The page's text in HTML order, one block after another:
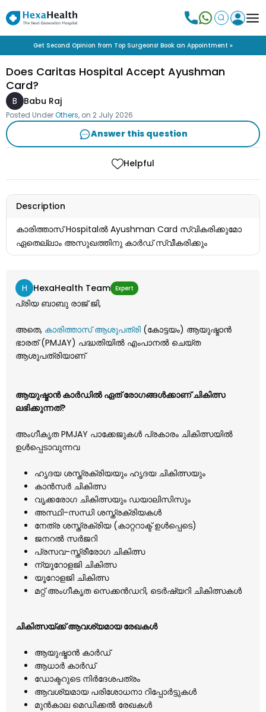
Get Second Opinion from Top Surgeons! Book an Appointment »
Does Caritas Hospital Accept Ayushman
Card?
B Babu Raj
Posted UnderOthers, on 2 July 2026
Answer this question
Helpful
Description
കാരിത്താസ് Hospitalൽ Ayushman Card സ്വികരിക്കുമോ
ഏതെല്ലാം അസുഖത്തിനു കാർഡ് സ്വീകരിക്കും
H HexaHealth Team Expert
പ്രിയ ബാബു രാജ് ജി,
അതെ, കാരിത്താസ് ആശുപത്രി (കോട്ടയം) ആയുഷ്മാൻ
ഭാരത് (PMJAY) പദ്ധതിയിൽ എംപാനൽ ചെയ്ത
ആശുപത്രിയാണ്
ആയുഷ്മാൻ കാർഡിൽ ഏത് രോഗങ്ങൾക്കാണ് ചികിത്സ
ലഭിക്കുന്നത്?
അംഗീകൃത PMJAY പാക്കേജുകൾ പ്രകാരം ചികിത്സയിൽ
ഉൾപ്പെടാവുന്നവ
ഹൃദയ ശസ്ത്രക്രിയയും ഹൃദയ ചികിത്സയും
കാൻസർ ചികിത്സ
വൃക്കരോഗ ചികിത്സയും ഡയാലിസിസും
അസ്ഥി-സന്ധി ശസ്ത്രക്രിയകൾ
നേത്ര ശസ്ത്രക്രിയ (കാറ്ററാക്ട് ഉൾപ്പെടെ)
ജനറൽ സർജറി
പ്രസവ-സ്ത്രീരോഗ ചികിത്സ
ന്യൂറോളജി ചികിത്സ
യൂറോളജി ചികിത്സ
മറ്റ് അംഗീകൃത സെക്കൻഡറി, ടെർഷ്യറി ചികിത്സകൾ
ചികിത്സയ്ക്ക് ആവശ്യമായ രേഖകൾ
ആയുഷ്മാൻ കാർഡ്
ആധാർ കാർഡ്
ഡോക്ടറുടെ നിർദേശപത്രം
ആവശ്യമായ പരിശോധനാ റിപ്പോർട്ടുകൾ
മുൻകാല മെഡിക്കൽ രേഖകൾ